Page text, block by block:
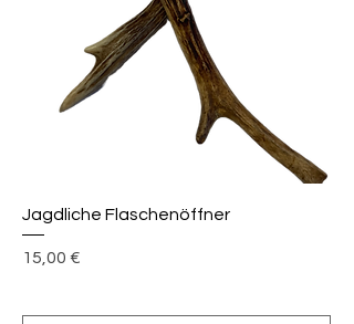
Jagdliche Flaschenöffner
Preis
15,00 €